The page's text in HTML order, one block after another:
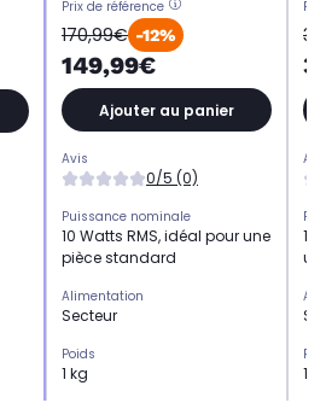
Prix de référence
170,99€ -12%
149,99€
Ajouter au panier
Avis
0/5 (0)
Puissance nominale
10 Watts RMS, idéal pour une
pièce standard
Alimentation
Secteur
Poids
1 kg 18